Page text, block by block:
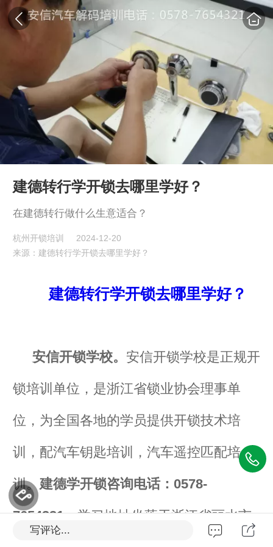
建德转行学开锁去哪里学好？
在建德转行做什么生意适合？
杭州开锁培训
2024-12-20
来源：建德转行学开锁去哪里学好？
建德转行学开锁去哪里学好？
安信开锁学校。 安信开锁学校是正规开
锁培训单位，是浙江省锁业协会理事单
位，为全国各地的学员提供开锁技术培
训， 配汽车钥匙培训 ，汽车遥控匹配培
训。 建德学开锁咨询电话：0578-
7654321。学习地址坐落于浙江省丽水市
写评论...